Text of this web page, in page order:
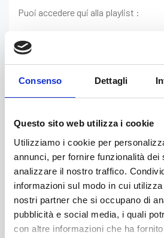
Consenso Dettagli
Questo sito web utilizza i cookie
Utilizziamo i cookie per
annunci, per fornire funzionalità dei
analizzare il nostro traffico.
informazioni sul modo in cui
nostri partner che si occupano di
pubblicità e social media, i quali
con altre informazioni che ha
Puoi accedere qui alla playlist :